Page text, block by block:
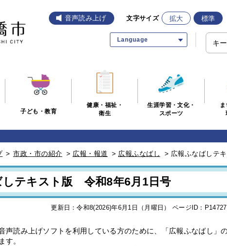
音声読み上げ 文字サイズ 拡大 標準
Language
子ども・教育
健康・福祉・
衛生
生涯学習・文化・
スポーツ
> 市政・市の紹介 > 広報・報道 > 広報ふなばし > 広報ふなばしテ
しテキスト版 令和8年6月1日号
更新日：令和8(2026)年6月1日（月曜日） ページID：
声読み上げソフトを利用している方のために、「広報ふなばし」
す。